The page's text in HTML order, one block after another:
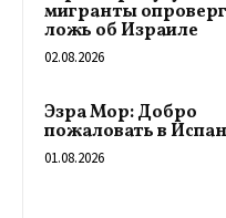
мигранты
ложь об Израиле
02.08.2026
Эзра Мор: Добро
пожаловать в
01.08.2026